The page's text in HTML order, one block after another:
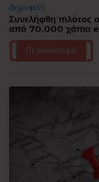
Δημοφιλή
Συνελήφθη πιλότος
από 70.000 χάπια
Περισσότερα